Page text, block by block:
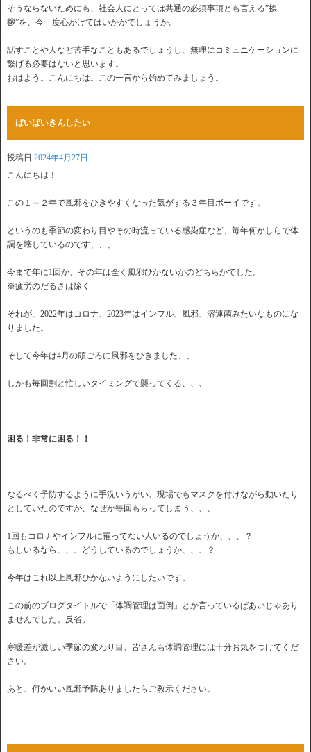
そうならないためにも、社会人にとっては共通の必須事項とも言える”挨
拶”を、今一度心がけてはいかがでしょうか。
話すことや人など苦手なこともあるでしょうし、無理にコミュニケーションに
繋げる必要はないと思います。
おはよう。こんにちは。この一言から始めてみましょう。
ばいばいきんしたい
投稿日 2024年4月27日
こんにちは！
この１～２年で風邪をひきやすくなった気がする３年目ボーイです。
というのも季節の変わり目やその時流っている感染症など、毎年何かしらで体
調を壊しているのです、、、
今まで年に1回か、その年は全く風邪ひかないかのどちらかでした。
※疲労のだるさは除く
それが、2022年はコロナ、2023年はインフル、風邪、溶連菌みたいなものにな
りました。
そして今年は4月の頭ごろに風邪をひきました、、
しかも毎回割と忙しいタイミングで襲ってくる、、、
困る！非常に困る！！
なるべく予防するように手洗いうがい、現場でもマスクを付けながら動いたり
としていたのですが、なぜか毎回もらってしまう、、、
1回もコロナやインフルに罹ってない人いるのでしょうか、、、？
もしいるなら、、、どうしているのでしょうか、、、？
今年はこれ以上風邪ひかないようにしたいです。
この前のブログタイトルで「体調管理は面倒」とか言っているばあいじゃあり
ませんでした。反省。
寒暖差が激しい季節の変わり目、皆さんも体調管理には十分お気をつけてくだ
さい。
あと、何かいい風邪予防ありましたらご教示ください。